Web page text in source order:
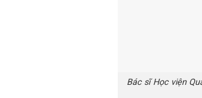
Bác sĩ Học viện